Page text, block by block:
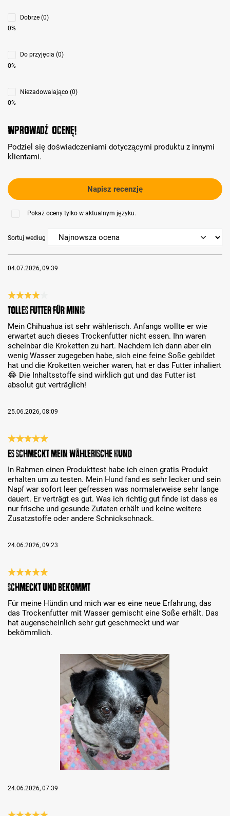
Dobrze (0)
0%
Do przyjęcia (0)
0%
Niezadowalająco (0)
0%
Wprowadź ocenę!
Podziel się doświadczeniami dotyczącymi produktu z innymi
klientami.
Napisz recenzję
Pokaż oceny tylko w aktualnym języku.
Sortuj według
04.07.2026, 09:39
Recenzja z oceną 4 spośród 5 gwiazdek
Tolles Futter für Minis
Mein Chihuahua ist sehr wählerisch. Anfangs wollte er wie
erwartet auch dieses Trockenfutter nicht essen. Ihn waren
scheinbar die Kroketten zu hart. Nachdem ich dann aber ein
wenig Wasser zugegeben habe, sich eine feine Soße gebildet
hat und die Kroketten weicher waren, hat er das Futter inhaliert
😂 Die Inhaltsstoffe sind wirklich gut und das Futter ist
absolut gut verträglich!
25.06.2026, 08:09
Recenzja z oceną 5 spośród 5 gwiazdek
Es schmeckt mein wählerische Hund
In Rahmen einen Produkttest habe ich einen gratis Produkt
erhalten um zu testen. Mein Hund fand es sehr lecker und sein
Napf war sofort leer gefressen was normalerweise sehr lange
dauert. Er verträgt es gut. Was ich richtig gut finde ist dass es
nur frische und gesunde Zutaten erhält und keine weitere
Zusatzstoffe oder andere Schnickschnack.
24.06.2026, 09:23
Recenzja z oceną 5 spośród 5 gwiazdek
Schmeckt und bekommt
Für meine Hündin und mich war es eine neue Erfahrung, das
das Trockenfutter mit Wasser gemischt eine Soße erhält. Das
hat augenscheinlich sehr gut geschmeckt und war
bekömmlich.
Bildergalerie überspringen
24.06.2026, 07:39